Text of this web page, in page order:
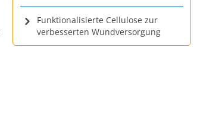
Funktionalisierte Cellulose zur
verbesserten Wundversorgung